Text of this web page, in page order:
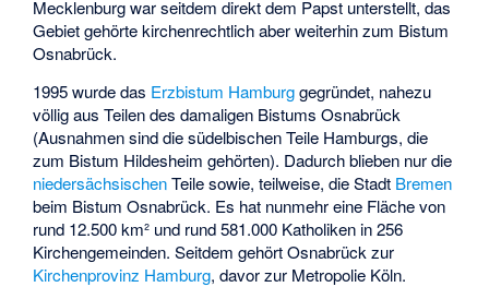
Mecklenburg war seitdem direkt dem Papst unterstellt, das
Gebiet gehörte kirchenrechtlich aber weiterhin zum Bistum
Osnabrück.
1995 wurde das Erzbistum Hamburggegründet, nahezu
völlig aus Teilen des damaligen Bistums Osnabrück
(Ausnahmen sind die südelbischen Teile Hamburgs, die
zum Bistum Hildesheim gehörten). Dadurch blieben nur die
niedersächsischenTeile sowie, teilweise, die Stadt Bremen
beim Bistum Osnabrück. Es hat nunmehr eine Fläche von
rund 12.500 km² und rund 581.000 Katholiken in 256
Kirchengemeinden. Seitdem gehört Osnabrück zur
Kirchenprovinz Hamburg, davor zur Metropolie Köln.